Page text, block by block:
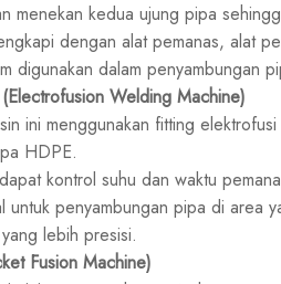
menekan kedua ujung pipa
dengan alat pemanas, alat
digunakan dalam penyambungan
Welding Machine)
ini menggunakan fitting
HDPE.
kontrol suhu dan waktu
untuk penyambungan pipa di area
lebih presisi.
Fusion Machine)